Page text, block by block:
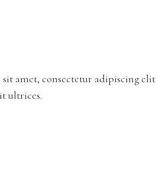
amet, consectetur adipiscing elit
ultrices.